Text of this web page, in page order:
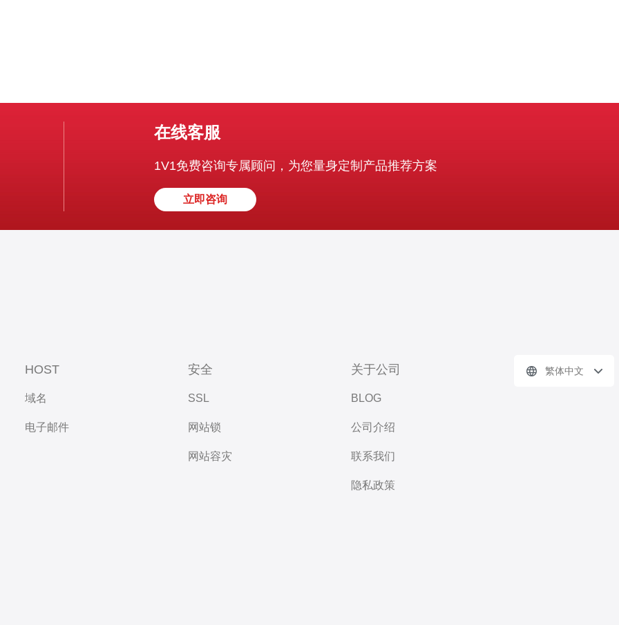
在线客服
1V1免费咨询专属顾问，为您量身定制产品推荐方案
立即咨询
HOST
域名
电子邮件
安全
SSL
网站锁
网站容灾
关于公司
BLOG
公司介绍
联系我们
隐私政策
繁体中文